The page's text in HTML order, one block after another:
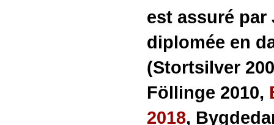
est assuré par
diplomée en
(Stortsilver
Föllinge 2010,
2018,